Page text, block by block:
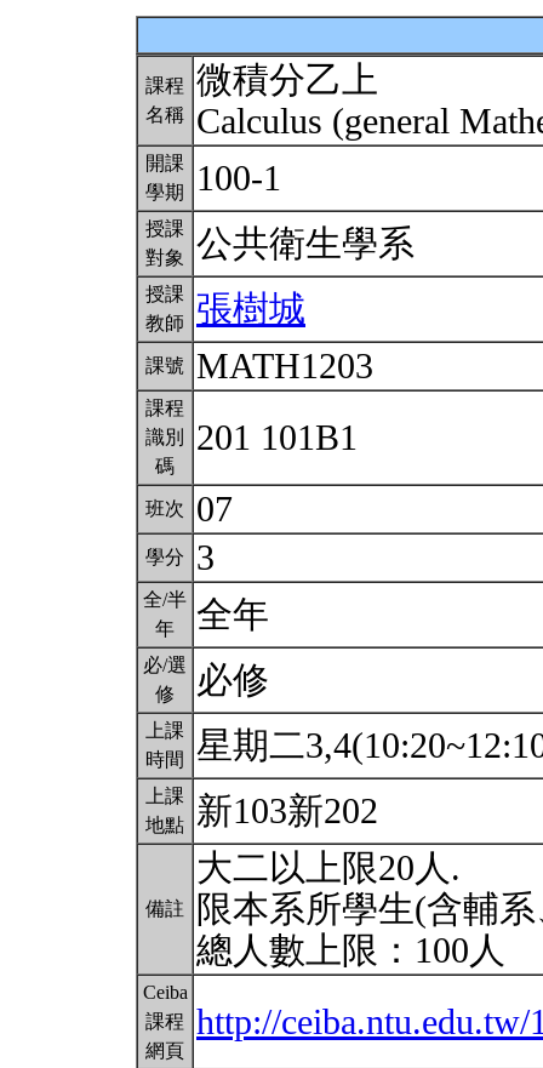
課程
名稱
微積分乙上
Calculus (general
開課
學期
100-1
授課
對象
公共衛生學系
授課
教師
張樹城
課號 MATH1203
課程
識別
碼
201 101B1
班次 07
學分 3
全/半
年
全年
必/選
修
必修
上課
時間
星期二
上課
地點
新103新202
備註
大二以上限20人.
限本系所學生(含輔
總人數上限：100人
Ceiba
課程
網頁
http://ceiba.ntu.edu.tw/